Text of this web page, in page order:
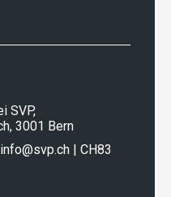
SVP,
3001 Bern
info@svp.ch | CH83